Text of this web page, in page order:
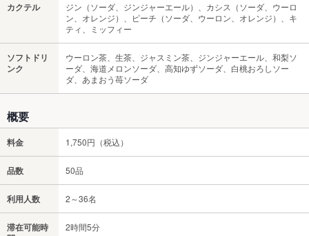
カクテル
ジン（ソーダ、ジンジャーエール）、カシス（ソーダ、ウーロ
ン、オレンジ）、ピーチ（ソーダ、ウーロン、オレンジ）、キ
ティ、ミッフィー
ソフトドリ
ンク
ウーロン茶、生茶、ジャスミン茶、ジンジャーエール、和梨ソ
ーダ、海道メロンソーダ、高知ゆずソーダ、白桃おろしソー
ダ、あまおう苺ソーダ
概要
料金 1,750円（税込）
品数 50品
利用人数 2～36名
滞在可能時
2時間5分